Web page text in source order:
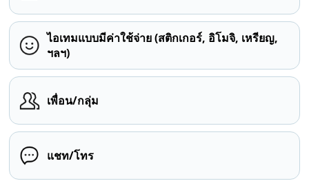
ไอเทมแบบมีค่าใช้จ่าย (สติกเกอร์, อิโมจิ, เหรียญ,
ฯลฯ)
เพื่อน/กลุ่ม
แชท/โทร